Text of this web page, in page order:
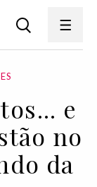
e
no
da